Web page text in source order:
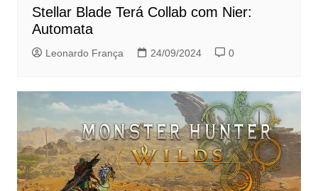
Stellar Blade Terá Collab com Nier:
Automata
Leonardo França 24/09/2024 0